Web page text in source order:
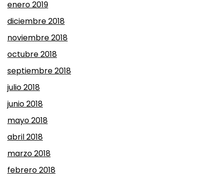
enero 2019
diciembre 2018
noviembre 2018
octubre 2018
septiembre 2018
julio 2018
junio 2018
mayo 2018
abril 2018
marzo 2018
febrero 2018